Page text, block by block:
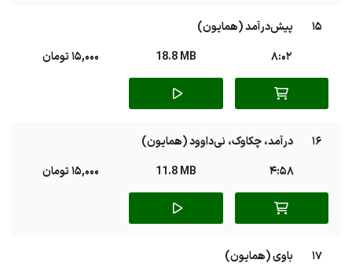
15
پیش‌درآمد (همایون)
8:02
18.8 MB 15,000 تومان
16
درآمد، چکاوک، نی‌داوود (همایون)
4:58
11.8 MB 15,000 تومان
17
باوی (همایون)